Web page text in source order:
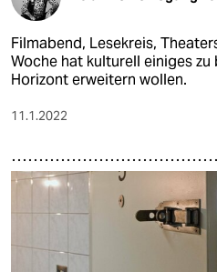
Filmabend, Lesekreis,
Woche hat kulturell einiges
Horizont erweitern wollen.
11.1.2022